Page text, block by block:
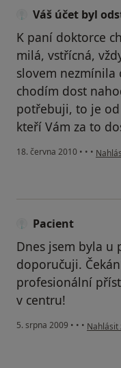
Váš účet byl
K paní doktorce
milá, vstřícná,
slovem
chodím dost
potřebuji, to je
kteří Vám za to
18. června 2010 • • • podle
Pacient
Dnes jsem byla u
doporučuji.
profesionální
v centru!
5. srpna 2009 • • • podle
Nahlásit